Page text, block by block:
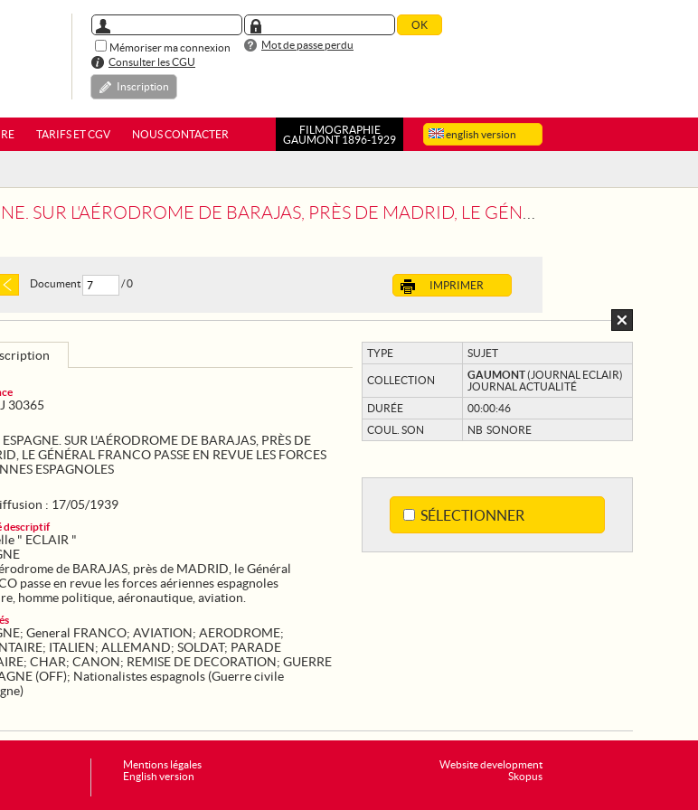
Mémoriser ma connexion
Mot de passe perdu
Consulter les CGU
Inscription
english version
TARIFS ET CGV NOUS CONTACTER
FILMOGRAPHIE
GAUMONT 1896-1929
DE BARAJAS, PRÈS DE MADRID, LE GÉNÉRAL FRANCO PASSE EN REVUE LES FORCES AÉRIENNES ESPAGNOLES
IMPRIMER
Document / 0
TYPE SUJET
COLLECTION GAUMONT(JOURNAL ECLAIR)
JOURNAL ACTUALITÉ
DURÉE
00:00:46
COUL. SON
NB SONORE
SÉLECTIONNER
30365
ESPAGNE. SUR L'AÉRODROME DE BARAJAS, PRÈS DE
LE GÉNÉRAL FRANCO PASSE EN REVUE LES FORCES
ESPAGNOLES
: 17/05/1939
descriptif
" ECLAIR "
de BARAJAS, près de MADRID, le Général
passe en revue les forces aériennes espagnoles
homme politique, aéronautique, aviation.
; General FRANCO; AVIATION; AERODROME;
; ITALIEN; ALLEMAND; SOLDAT; PARADE
; CHAR; CANON; REMISE DE DECORATION; GUERRE
(OFF); Nationalistes espagnols (Guerre civile
Website development
Skopus
Mentions légales
English version